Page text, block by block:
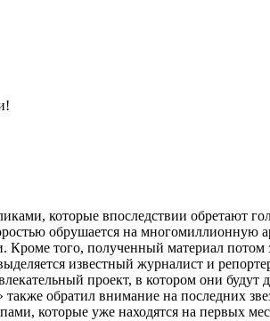
которые впоследствии обретают
обрушается на многомиллионную
того, полученный материал потом
известный журналист и
проект, в котором они
обратил внимание на последних
которые уже находятся на первых